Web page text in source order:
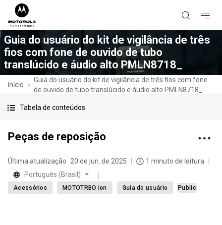
Guia do usuário do kit de vigilância de três
fios com fone de ouvido de tubo
translúcido e áudio alto PMLN8718_
Início
Guia do usuário do kit de vigilância de três fios com fone
de ouvido de tubo translúcido e áudio alto PMLN8718_
Tabela de conteúdos
Peças de reposição
Última atualização 20 de jun. de 2025
1 minuto de leitura
Português (Brasil)
Acessórios MOTOTRBO Ion Guia do usuário Public